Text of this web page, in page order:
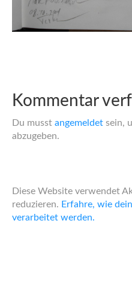
Kommentar
Du musst angemeldet sein,
abzugeben.
Diese Website verwendet
reduzieren. Erfahre, wie
verarbeitet werden.